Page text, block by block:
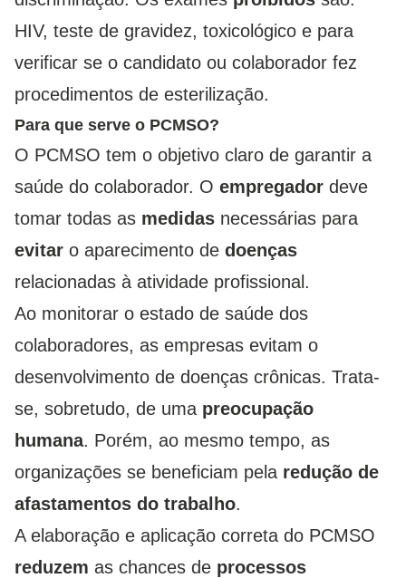
HIV, teste de gravidez, toxicológico e para
verificar se o candidato ou colaborador fez
procedimentos de esterilização.
Para que serve o PCMSO?
O PCMSO tem o objetivo claro de garantir a
saúde do colaborador. O empregador deve
tomar todas as medidas necessárias para
evitar o aparecimento de doenças
relacionadas à atividade profissional.
Ao monitorar o estado de saúde dos
colaboradores, as empresas evitam o
desenvolvimento de doenças crônicas. Trata-
se, sobretudo, de uma preocupação
humana. Porém, ao mesmo tempo, as
organizações se beneficiam pela redução de
afastamentos do trabalho.
A elaboração e aplicação correta do PCMSO
reduzem as chances de processos